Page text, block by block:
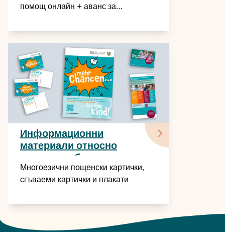
помощ онлайн + аванс за
Информационни
материали относно
пакета за образование и
участие (BuT)
Многоезични пощенски картички,
сгъваеми картички и плакати